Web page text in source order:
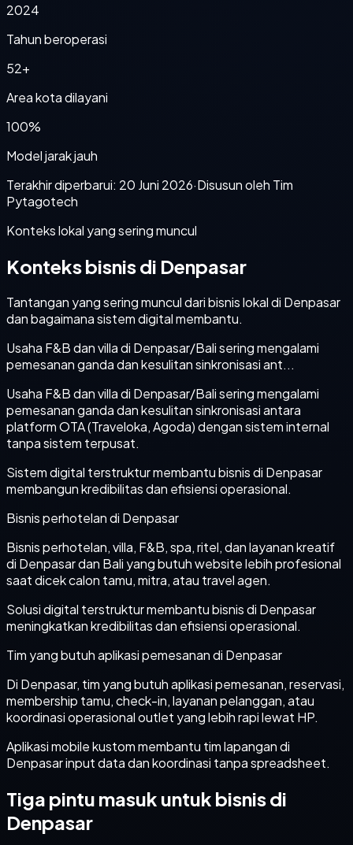
2024
Tahun beroperasi
52+
Area kota dilayani
100%
Model jarak jauh
Terakhir diperbarui: 20 Juni 2026·Disusun oleh Tim
Pytagotech
Konteks lokal yang sering muncul
Konteks bisnis di Denpasar
Tantangan yang sering muncul dari bisnis lokal di Denpasar
dan bagaimana sistem digital membantu.
Usaha F&B dan villa di Denpasar/Bali sering mengalami
pemesanan ganda dan kesulitan sinkronisasi ant...
Usaha F&B dan villa di Denpasar/Bali sering mengalami
pemesanan ganda dan kesulitan sinkronisasi antara
platform OTA (Traveloka, Agoda) dengan sistem internal
tanpa sistem terpusat.
Sistem digital terstruktur membantu bisnis di Denpasar
membangun kredibilitas dan efisiensi operasional.
Bisnis perhotelan di Denpasar
Bisnis perhotelan, villa, F&B, spa, ritel, dan layanan kreatif
di Denpasar dan Bali yang butuh website lebih profesional
saat dicek calon tamu, mitra, atau travel agen.
Solusi digital terstruktur membantu bisnis di Denpasar
meningkatkan kredibilitas dan efisiensi operasional.
Tim yang butuh aplikasi pemesanan di Denpasar
Di Denpasar, tim yang butuh aplikasi pemesanan, reservasi,
membership tamu, check-in, layanan pelanggan, atau
koordinasi operasional outlet yang lebih rapi lewat HP.
Aplikasi mobile kustom membantu tim lapangan di
Denpasar input data dan koordinasi tanpa spreadsheet.
Tiga pintu masuk untuk bisnis di
Denpasar